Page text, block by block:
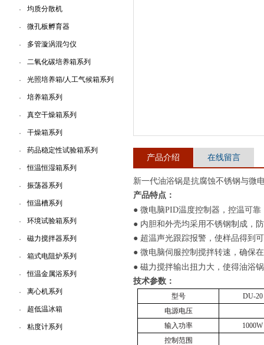
· 均质分散机
· 微孔板孵育器
· 多管漩涡混匀仪
· 二氧化碳培养箱系列
· 光照培养箱/人工气候箱系列
· 培养箱系列
· 真空干燥箱系列
· 干燥箱系列
· 药品稳定性试验箱系列
· 恒温恒湿箱系列
· 振荡器系列
· 恒温槽系列
· 环境试验箱系列
· 磁力搅拌器系列
· 箱式电阻炉系列
· 恒温金属浴系列
· 离心机系列
· 超低温冰箱
· 粘度计系列
产品介绍 在线留言
新一代油浴锅是抗腐蚀不锈钢与微
产品特点：
● 微电脑PID温度控制器，控温可靠
● 内胆和外壳均采用不锈钢制成，
● 超温声光跟踪报警，使样品得到
● 微电脑伺服控制搅拌转速，确保
● 磁力搅拌输出扭力大，使得油浴
技术参数：
型号
DU-20
电源电压
输入功率
1000W
控制范围